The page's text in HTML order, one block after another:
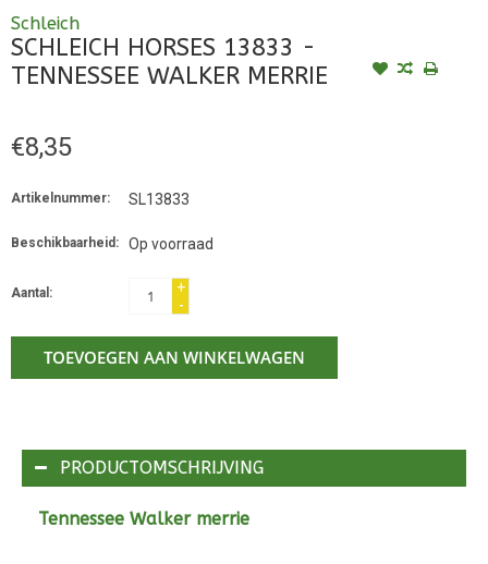
Schleich
SCHLEICH HORSES 13833 -
TENNESSEE WALKER MERRIE
€8,35
Artikelnummer: SL13833
Beschikbaarheid: Op voorraad
Aantal:
+
-
TOEVOEGEN AAN WINKELWAGEN
PRODUCTOMSCHRIJVING
Tennessee Walker merrie